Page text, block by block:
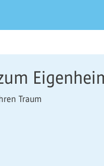
Traum